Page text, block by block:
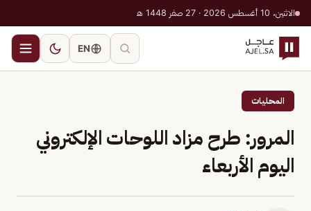
الاثنين، 10 أغسطس 2026 · 27 صفر 1448 هـ
EN
المحليات
المرور: طرح مزاد اللوحات الإلكتروني
اليوم الأربعاء